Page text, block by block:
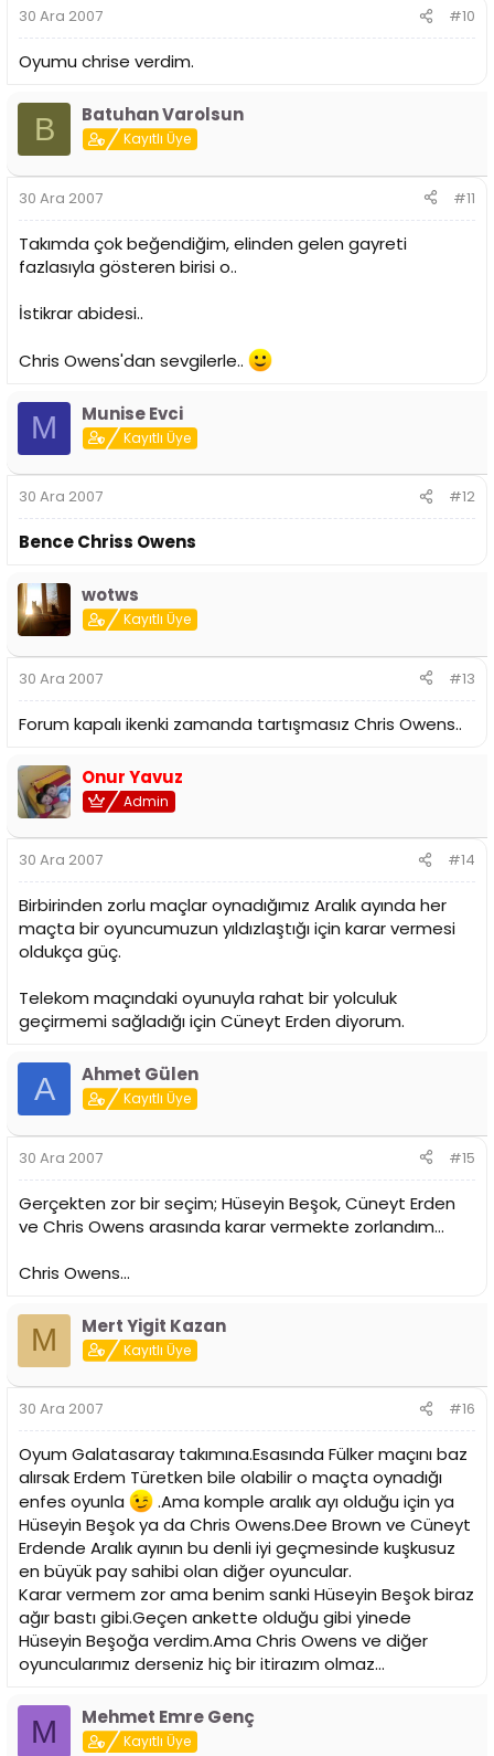
30 Ara 2007 #10
Oyumu chrise verdim.
B Batuhan Varolsun
Kayıtlı Üye
30 Ara 2007 #11
Takımda çok beğendiğim, elinden gelen gayreti
fazlasıyla gösteren birisi o..
İstikrar abidesi..
Chris Owens'dan sevgilerle..
M Munise Evci
Kayıtlı Üye
30 Ara 2007 #12
Bence Chriss Owens
wotws
Kayıtlı Üye
30 Ara 2007 #13
Forum kapalı ikenki zamanda tartışmasız Chris Owens..
Onur Yavuz
Admin
30 Ara 2007 #14
Birbirinden zorlu maçlar oynadığımız Aralık ayında her
maçta bir oyuncumuzun yıldızlaştığı için karar vermesi
oldukça güç.
Telekom maçındaki oyunuyla rahat bir yolculuk
geçirmemi sağladığı için Cüneyt Erden diyorum.
A Ahmet Gülen
Kayıtlı Üye
30 Ara 2007 #15
Gerçekten zor bir seçim; Hüseyin Beşok, Cüneyt Erden
ve Chris Owens arasında karar vermekte zorlandım...
Chris Owens...
M Mert Yigit Kazan
Kayıtlı Üye
30 Ara 2007 #16
Oyum Galatasaray takımına.Esasında Fülker maçını baz
alırsak Erdem Türetken bile olabilir o maçta oynadığı
enfes oyunla
.Ama komple aralık ayı olduğu için ya
Hüseyin Beşok ya da Chris Owens.Dee Brown ve Cüneyt
Erdende Aralık ayının bu denli iyi geçmesinde kuşkusuz
en büyük pay sahibi olan diğer oyuncular.
Karar vermem zor ama benim sanki Hüseyin Beşok biraz
ağır bastı gibi.Geçen ankette olduğu gibi yinede
Hüseyin Beşoğa verdim.Ama Chris Owens ve diğer
oyuncularımız derseniz hiç bir itirazım olmaz...
M Mehmet Emre Genç
Kayıtlı Üye